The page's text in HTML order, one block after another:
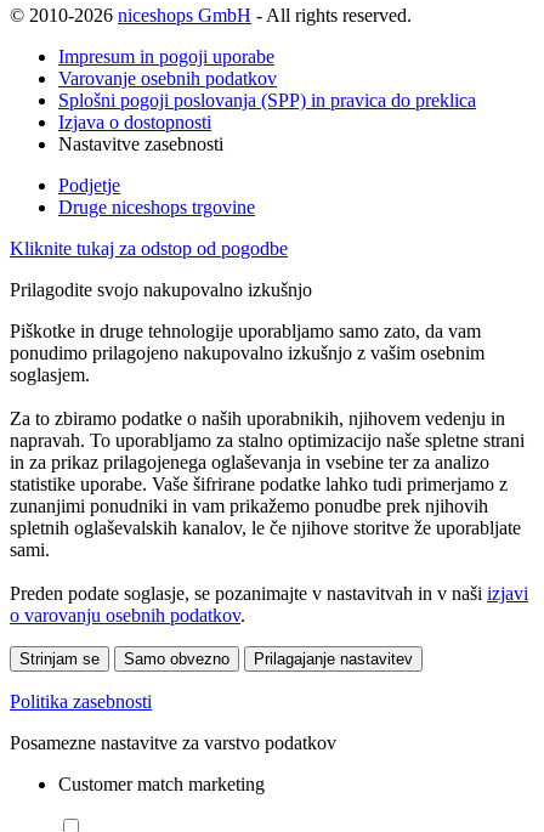
© 2010-2026 niceshops GmbH - All rights reserved.
Impresum in pogoji uporabe
Varovanje osebnih podatkov
Splošni pogoji poslovanja (SPP) in pravica do preklica
Izjava o dostopnosti
Nastavitve zasebnosti
Podjetje
Druge niceshops trgovine
Kliknite tukaj za odstop od pogodbe
Prilagodite svojo nakupovalno izkušnjo
Piškotke in druge tehnologije uporabljamo samo zato, da vam
ponudimo prilagojeno nakupovalno izkušnjo z vašim osebnim
soglasjem.
Za to zbiramo podatke o naših uporabnikih, njihovem vedenju in
napravah. To uporabljamo za stalno optimizacijo naše spletne strani
in za prikaz prilagojenega oglaševanja in vsebine ter za analizo
statistike uporabe. Vaše šifrirane podatke lahko tudi primerjamo z
zunanjimi ponudniki in vam prikažemo ponudbe prek njihovih
spletnih oglaševalskih kanalov, le če njihove storitve že uporabljate
sami.
Preden podate soglasje, se pozanimajte v nastavitvah in v naši izjavi
o varovanju osebnih podatkov.
Strinjam se Samo obvezno Prilagajanje nastavitev
Politika zasebnosti
Posamezne nastavitve za varstvo podatkov
Customer match marketing